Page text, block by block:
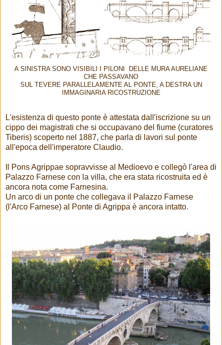
A SINISTRA SONO VISIBILI I PILONI DELLE MURA AURELIANE
CHE PASSAVANO
SUL TEVERE PARALLELAMENTE AL PONTE, A DESTRA UN
IMMAGINARIA RICOSTRUZIONE
L'esistenza di questo ponte è attestata dall'iscrizione su un
cippo dei magistrati che si occupavano del fiume (curatores
Tiberis) scoperto nel 1887, che parla di lavori sul ponte
all'epoca dell'imperatore Claudio.
Il Pons Agrippae sopravvisse al Medioevo e collegò l'area di
Palazzo Farnese con la villa, che era stata ricostruita ed è
ancora nota come Farnesina.
Un arco di un ponte che collegava il Palazzo Farnese
(l'Arco Farnese) al Ponte di Agrippa è ancora intatto.